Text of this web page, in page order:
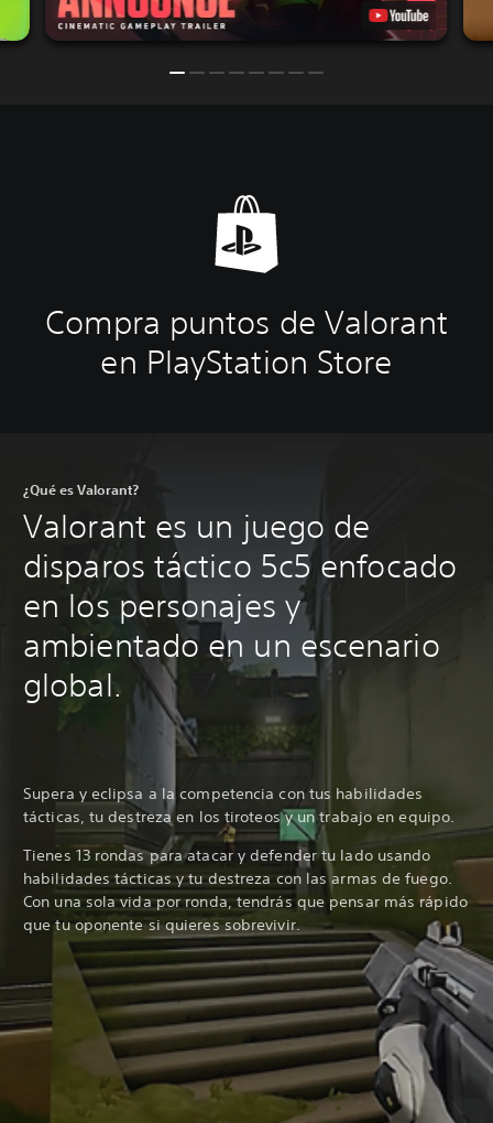
Compra puntos de Valorant
en PlayStation Store
¿Qué es Valorant?
Valorant es un juego de
disparos táctico 5c5 enfocado
en los personajes y
ambientado en un escenario
global.
Supera y eclipsa a la competencia con tus habilidades
tácticas, tu destreza en los tiroteos y un trabajo en equipo.
Tienes 13 rondas para atacar y defender tu lado usando
habilidades tácticas y tu destreza con las armas de fuego.
Con una sola vida por ronda, tendrás que pensar más rápido
que tu oponente si quieres sobrevivir.